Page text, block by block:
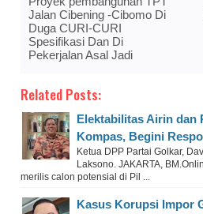
Jalan Cibening -Cibomo Di
Duga CURI-CURI
Spesifikasi Dan Di
Pekerjalan Asal Jadi
Related Posts:
Elektabilitas Airin dan
Kompas, Begini
Ketua DPP Partai Golkar,
Laksono. JAKARTA,
merilis calon potensial di Pil ...
Kasus Korupsi Impor